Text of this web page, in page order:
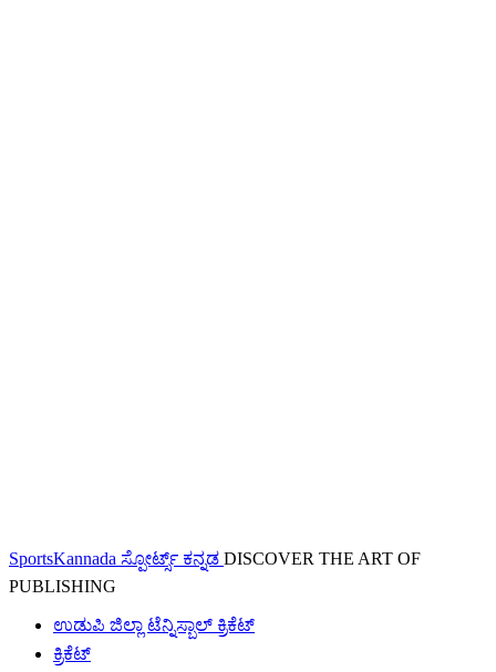
SportsKannada ಸ್ಪೋರ್ಟ್ಸ್ ಕನ್ನಡ DISCOVER THE ART OF
PUBLISHING
ಉಡುಪಿ ಜಿಲ್ಲಾ ಟೆನ್ನಿಸ್ಬಾಲ್ ಕ್ರಿಕೆಟ್
ಕ್ರಿಕೆಟ್